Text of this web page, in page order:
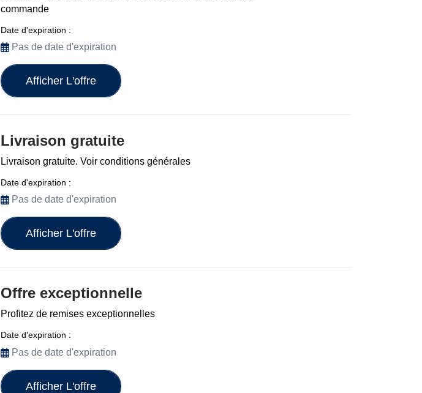
commande
Date d'expiration :
Pas de date d'expiration
Afficher L'offre
Livraison gratuite
Livraison gratuite. Voir conditions générales
Date d'expiration :
Pas de date d'expiration
Afficher L'offre
Offre exceptionnelle
Profitez de remises exceptionnelles
Date d'expiration :
Pas de date d'expiration
Afficher L'offre